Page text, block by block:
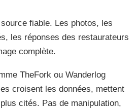
fiable. Les photos, les
les réponses des restaurateurs
complète.
TheFork ou Wanderlog
croisent les données, mettent
cités. Pas de manipulation,